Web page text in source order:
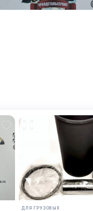
ДЛЯ ГРУЗОВЫХ